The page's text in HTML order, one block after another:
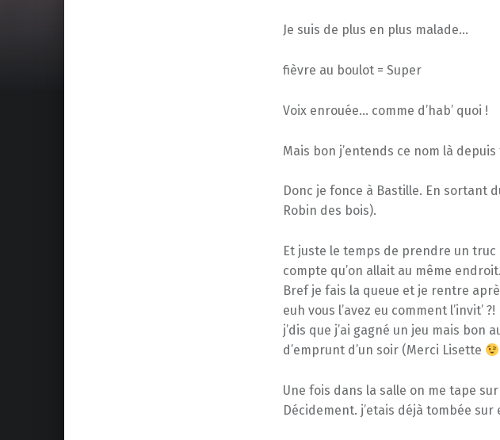
Je suis de plus en plus malade…
fièvre au boulot = Super
Voix enrouée… comme d’hab’ quoi !
Mais bon j’entends ce nom là
Donc je fonce à Bastille. En sortant
Robin des bois).
Et juste le temps de prendre un
compte qu’on allait au même endroit.
Bref je fais la queue et je rentre
euh vous l’avez eu comment l’invit’
j’dis que j’ai gagné un jeu mais bon
d’emprunt d’un soir (Merci Lisette
Une fois dans la salle on me tape
Décidement. j’etais déjà tombée